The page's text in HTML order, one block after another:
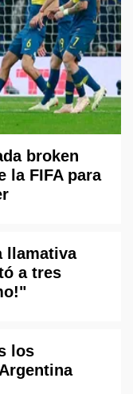
broken
la FIFA para
llamativa
a tres
los